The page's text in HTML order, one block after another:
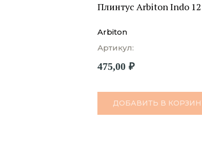
Плинтус Arbiton Indo
Arbiton
Артикул:
475,00 ₽
ДОБАВИТЬ В